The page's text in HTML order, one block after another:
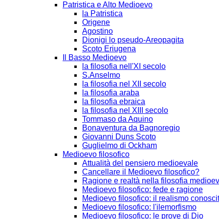
Patristica e Alto Medioevo
la Patristica
Origene
Agostino
Dionigi lo pseudo-Areopagita
Scoto Eriugena
Il Basso Medioevo
la filosofia nell'XI secolo
S.Anselmo
la filosofia nel XII secolo
la filosofia araba
la filosofia ebraica
la filosofia nel XIII secolo
Tommaso da Aquino
Bonaventura da Bagnoregio
Giovanni Duns Scoto
Guglielmo di Ockham
Medioevo filosofico
Attualità del pensiero medioevale
Cancellare il Medioevo filosofico?
Ragione e realtà nella filosofia
Medioevo filosofico: fede e ragione
Medioevo filosofico: il realismo
Medioevo filosofico: l'ilemorfismo
Medioevo filosofico: le prove di Dio